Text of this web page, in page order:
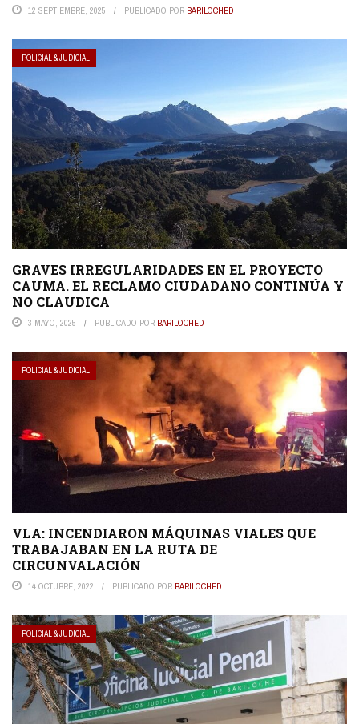
12 SEPTIEMBRE, 2025 PUBLICADO POR BARILOCHED
POLICIAL & JUDICIAL
GRAVES IRREGULARIDADES EN EL PROYECTO
CAUMA. EL RECLAMO CIUDADANO CONTINÚA Y
NO CLAUDICA
3 MAYO, 2025 PUBLICADO POR BARILOCHED
POLICIAL & JUDICIAL
VLA: INCENDIARON MÁQUINAS VIALES QUE
TRABAJABAN EN LA RUTA DE
CIRCUNVALACIÓN
14 OCTUBRE, 2022 PUBLICADO POR BARILOCHED
POLICIAL & JUDICIAL